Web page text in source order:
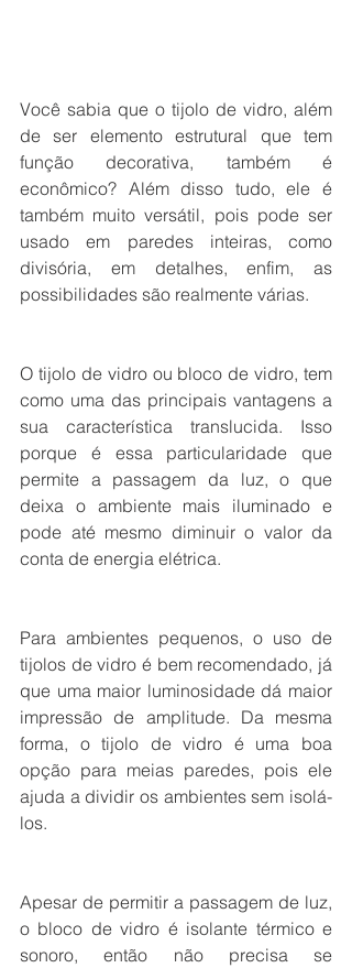
Você sabia que o tijolo de vidro, além
de ser elemento estrutural que tem
função decorativa, também é
econômico? Além disso tudo, ele é
também muito versátil, pois pode ser
usado em paredes inteiras, como
divisória, em detalhes, enfim, as
possibilidades são realmente várias.
O tijolo de vidro ou bloco de vidro, tem
como uma das principais vantagens a
sua característica translucida. Isso
porque é essa particularidade que
permite a passagem da luz, o que
deixa o ambiente mais iluminado e
pode até mesmo diminuir o valor da
conta de energia elétrica.
Para ambientes pequenos, o uso de
tijolos de vidro é bem recomendado, já
que uma maior luminosidade dá maior
impressão de amplitude. Da mesma
forma, o tijolo de vidro é uma boa
opção para meias paredes, pois ele
ajuda a dividir os ambientes sem isolá-
los.
Apesar de permitir a passagem de luz,
o bloco de vidro é isolante térmico e
sonoro, então não precisa se